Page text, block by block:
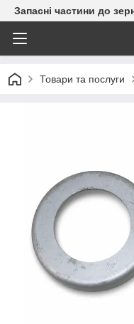
Запасні частини до
Товари та послуги